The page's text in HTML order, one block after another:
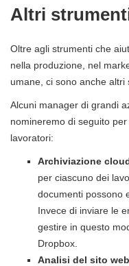
Altri
Oltre agli strumenti che
nella produzione, nel
umane, ci sono anche altri
Alcuni manager di grandi
nomineremo di seguito
lavoratori:
Archiviazione
per ciascuno dei
documenti possono
Invece di inviare le
gestire in questo
Dropbox.
Analisi del sito